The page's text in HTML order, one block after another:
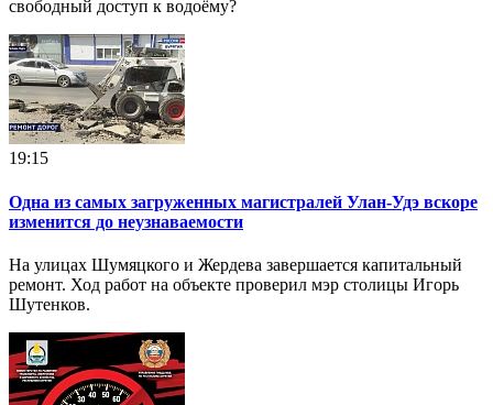
свободный доступ к водоёму?
19:15
Одна из самых загруженных магистралей Улан-Удэ вскоре
изменится до неузнаваемости
На улицах Шумяцкого и Жердева завершается капитальный
ремонт. Ход работ на объекте проверил мэр столицы Игорь
Шутенков.